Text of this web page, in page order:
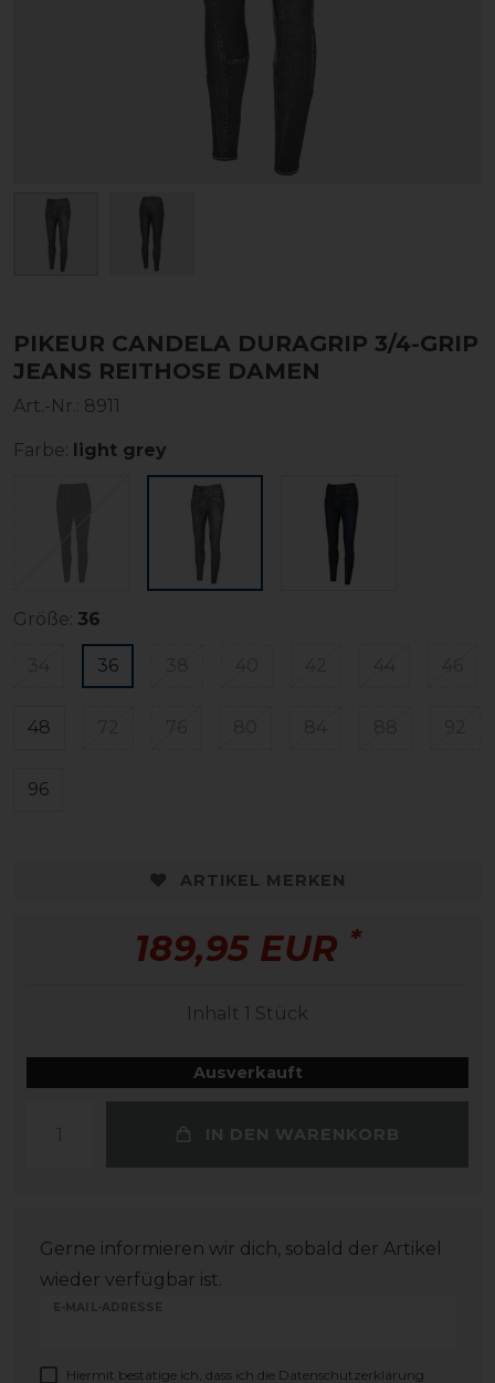
PIKEUR CANDELA DURAGRIP 3/4-GRIP
JEANS REITHOSE DAMEN
Art.-Nr.: 8911
Farbe: light grey
Größe: 36
36
48
96
ARTIKEL MERKEN
189,95 EUR *
Inhalt 1 Stück
Ausverkauft
IN DEN WARENKORB
Gerne informieren wir dich, sobald der Artikel
wieder verfügbar ist.
E-MAIL-ADRESSE
Hiermit bestätige ich, dass ich die Daten­schutz­erklärung